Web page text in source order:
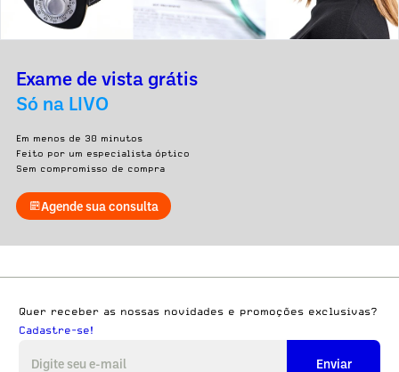
Exame de vista grátis
Só na LIVO
Em menos de 30 minutos
Feito por um especialista óptico
Sem compromisso de compra
Agende sua consulta
Quer receber as nossas novidades e promoções exclusivas?
Cadastre-se!
Enviar